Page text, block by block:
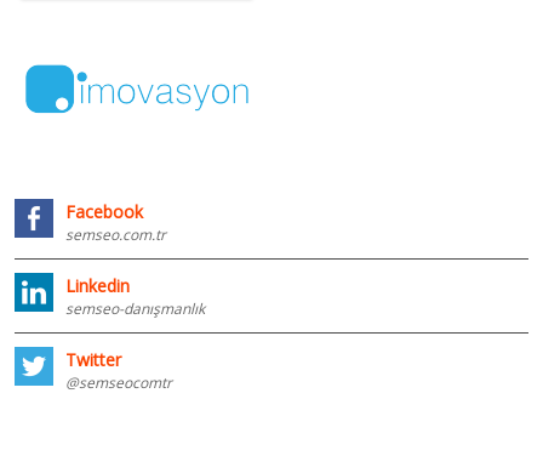
Facebook
semseo.com.tr
Linkedin
semseo-danışmanlık
Twitter
@semseocomtr